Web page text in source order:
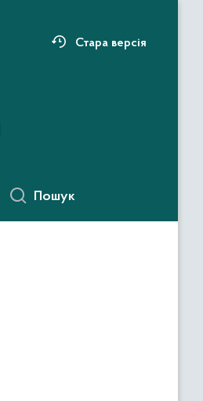
Стара версія
Пошук